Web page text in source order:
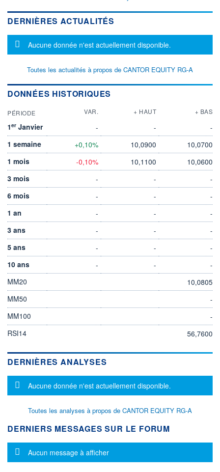
DERNIÈRES ACTUALITÉS
Message d'information
Aucune donnée n'est actuellement disponible.
Toutes les actualités à propos de CANTOR EQUITY RG-A
DONNÉES HISTORIQUES
PÉRIODE VAR. + HAUT + BAS
1er Janvier - -
-
1 semaine
+0,10% 10,0900
10,0700
1 mois
-0,10% 10,1100
10,0600
3 mois
- -
-
6 mois
- -
-
1 an
- -
-
3 ans
- -
-
5 ans
- -
-
10 ans
- -
-
MM20
10,0805
MM50
-
MM100
-
RSI14
56,7600
DERNIÈRES ANALYSES
Message d'information
Aucune donnée n'est actuellement disponible.
Toutes les analyses à propos de CANTOR EQUITY RG-A
DERNIERS MESSAGES SUR LE FORUM
Message d'information
Aucun message à afficher